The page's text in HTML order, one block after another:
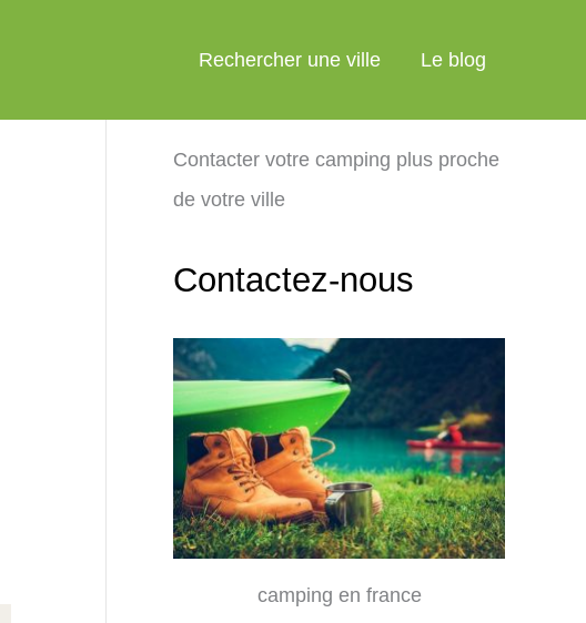
Rechercher une ville Le blog
Contacter votre camping plus proche
de votre ville
Contactez-nous
camping en france